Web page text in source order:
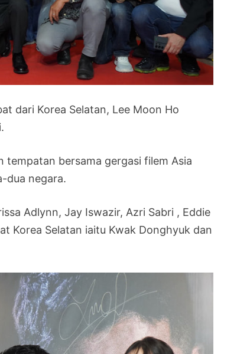
dari Korea Selatan, Lee Moon Ho
tempatan bersama gergasi filem Asia
dua negara.
Adlynn, Jay Iswazir, Azri Sabri , Eddie
Korea Selatan iaitu Kwak Donghyuk dan